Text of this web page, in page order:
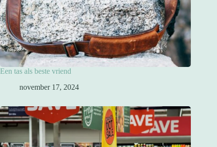
Een tas als beste vriend
november 17, 2024